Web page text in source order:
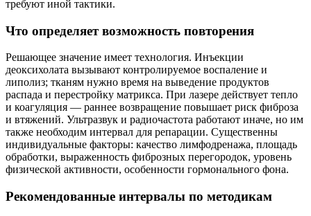
требуют иной тактики.
Что определяет возможность повторения
Решающее значение имеет технология. Инъекции
деоксихолата вызывают контролируемое воспаление и
липолиз; тканям нужно время на выведение продуктов
распада и перестройку матрикса. При лазере действует тепло
и коагуляция — раннее возвращение повышает риск фиброза
и втяжений. Ультразвук и радиочастота работают иначе, но им
также необходим интервал для репарации. Существенны
индивидуальные факторы: качество лимфодренажа, площадь
обработки, выраженность фиброзных перегородок, уровень
физической активности, особенности гормонального фона.
Рекомендованные интервалы по методикам